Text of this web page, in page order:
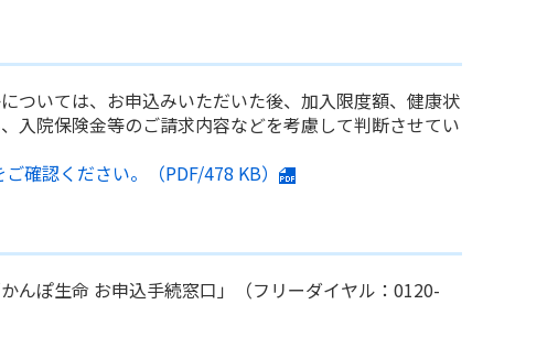
ついては、お申込みいただいた後、加入限度額、健康状
入院保険金等のご請求内容などを考慮して判断させてい
確認ください。（PDF/478 KB）
んぽ生命 お申込手続窓口」（フリーダイヤル：0120-